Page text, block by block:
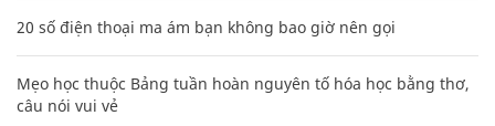
20 số điện thoại ma ám bạn không bao giờ nên gọi
Mẹo học thuộc Bảng tuần hoàn nguyên tố hóa học bằng thơ,
câu nói vui vẻ